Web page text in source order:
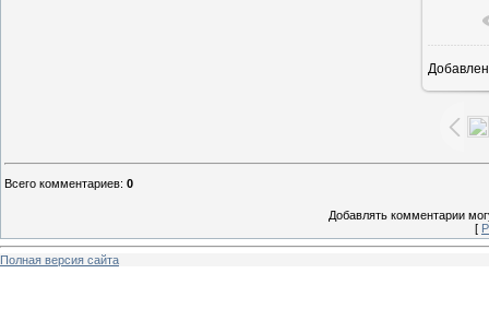
Всего комментариев: 0
Добавлять комментарии
[
Полная версия сайта